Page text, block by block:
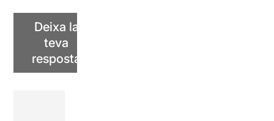
Deixa la
teva
resposta